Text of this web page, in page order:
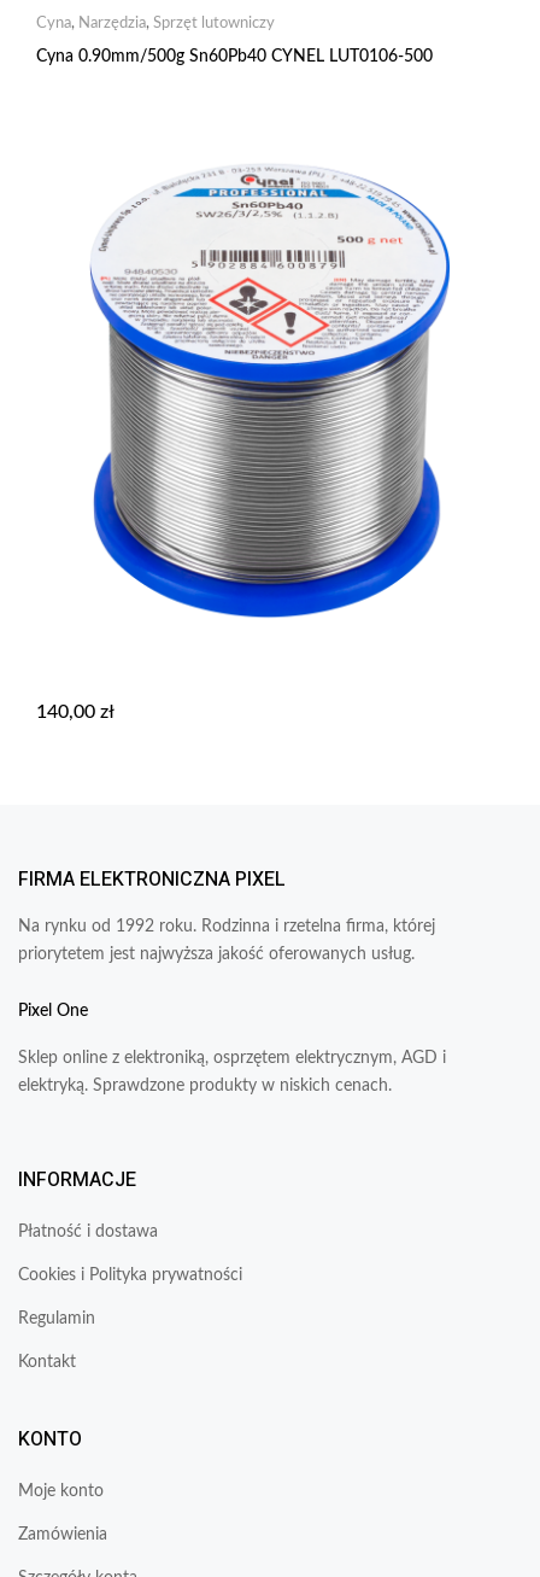
Cyna, Narzędzia, Sprzęt lutowniczy
Cyna 0.90mm/500g Sn60Pb40 CYNEL LUT0106-500
140,00 zł
FIRMA ELEKTRONICZNA PIXEL
Na rynku od 1992 roku. Rodzinna i rzetelna firma, której
priorytetem jest najwyższa jakość oferowanych usług.
Pixel One
Sklep online z elektroniką, osprzętem elektrycznym, AGD i
elektryką. Sprawdzone produkty w niskich cenach.
INFORMACJE
Płatność i dostawa
Cookies i Polityka prywatności
Regulamin
Kontakt
KONTO
Moje konto
Zamówienia